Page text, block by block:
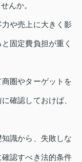
んか。
や売上に大きく影
固定費負担が重く
圏やターゲットを
確認しておけば、
識から、失敗しな
認すべき法的条件